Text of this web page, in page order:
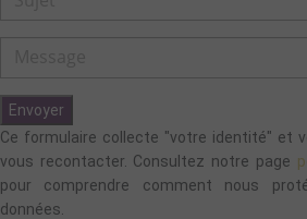
Envoyer
Ce formulaire collecte "votre identité" et
vous recontacter. Consultez notre page
pour comprendre comment nous
données.